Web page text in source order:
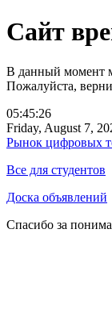
Сайт
В данный момент
Пожалуйста,
05:45:26
Friday, August 7,
Рынок цифровых
Все для студентов
Доска объявлений
Спасибо за